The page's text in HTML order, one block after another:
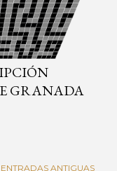
GRANADA
ENTRADAS ANTIGUAS